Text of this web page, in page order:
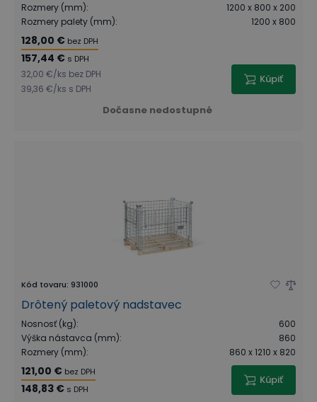
Rozmery (mm):
1200 x 800 x 200
Rozmery palety (mm): 1200 x 800
128,00 € bez DPH
157,44 € s DPH
32,00 €/ks bez DPH
39,36 €/ks s DPH
Kúpiť
Dočasne nedostupné
Kód tovaru: 931000
Drôtený paletový nadstavec
Nosnosť (kg):
600
Výška nástavca (mm):
860
Rozmery (mm): 860 x 1210 x 820
121,00 € bez DPH
148,83 € s DPH
Kúpiť